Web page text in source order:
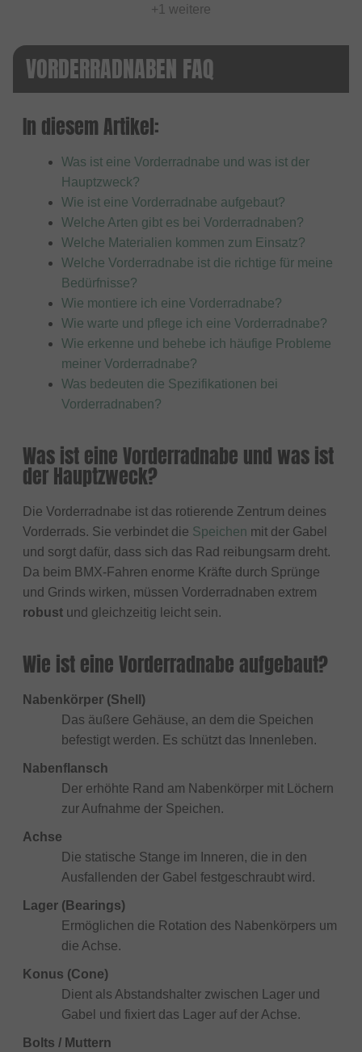
+1 weitere
VORDERRADNABEN FAQ
In diesem Artikel:
Was ist eine Vorderradnabe und was ist der
Hauptzweck?
Wie ist eine Vorderradnabe aufgebaut?
Welche Arten gibt es bei Vorderradnaben?
Welche Materialien kommen zum Einsatz?
Welche Vorderradnabe ist die richtige für meine
Bedürfnisse?
Wie montiere ich eine Vorderradnabe?
Wie warte und pflege ich eine Vorderradnabe?
Wie erkenne und behebe ich häufige Probleme
meiner Vorderradnabe?
Was bedeuten die Spezifikationen bei
Vorderradnaben?
Was ist eine Vorderradnabe und was ist
der Hauptzweck?
Die Vorderradnabe ist das rotierende Zentrum deines
Vorderrads. Sie verbindet die Speichen mit der Gabel
und sorgt dafür, dass sich das Rad reibungsarm dreht.
Da beim BMX-Fahren enorme Kräfte durch Sprünge
und Grinds wirken, müssen Vorderradnaben extrem
robust und gleichzeitig leicht sein.
Wie ist eine Vorderradnabe aufgebaut?
Nabenkörper (Shell)
Das äußere Gehäuse, an dem die Speichen
befestigt werden. Es schützt das Innenleben.
Nabenflansch
Der erhöhte Rand am Nabenkörper mit Löchern
zur Aufnahme der Speichen.
Achse
Die statische Stange im Inneren, die in den
Ausfallenden der Gabel festgeschraubt wird.
Lager (Bearings)
Ermöglichen die Rotation des Nabenkörpers um
die Achse.
Konus (Cone)
Dient als Abstandshalter zwischen Lager und
Gabel und fixiert das Lager auf der Achse.
Bolts / Muttern